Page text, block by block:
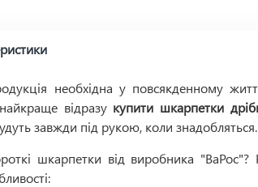
необхідна у повсякденному
відразу купити шкарпетки
завжди під рукою, коли знадобляться.
шкарпетки від виробника "ВаРос"?